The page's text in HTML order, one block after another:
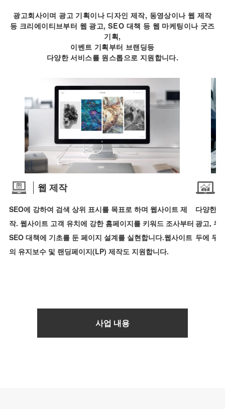
광고회사이며 광고 기획이나 디자인 제작, 동영상이나 웹 제작
등 크리에이티브부터 웹 광고, SEO 대책 등 웹 마케팅이나 굿즈
기획,
이벤트 기획부터 브랜딩등
다양한 서비스를 원스톱으로 지원합니다.
웹 제작
SEO에 강하여 검색 상위 표시를 목표로 하며 웹사이트 제
작. 웹사이트 고객 유치에 강한 홈페이지를 키워드 조사부터
SEO 대책에 기초를 둔 페이지 설계를 실현합니다.웹사이트
의 유지보수 및 랜딩페이지(LP) 제작도 지원합니다.
다양한
광고, 위
두에 두
사업 내용